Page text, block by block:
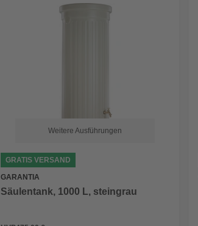
Weitere Ausführungen
GRATIS VERSAND
GARANTIA
Säulentank, 1000 L, steingrau